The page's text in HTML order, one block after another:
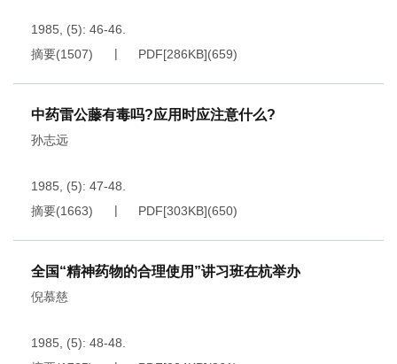
1985, (5): 46-46.
摘要(1507) PDF[286KB](659)
中药雷公藤有毒吗?应用时应注意什么?
孙志远
1985, (5): 47-48.
摘要(1663) PDF[303KB](650)
全国“精神药物的合理使用”讲习班在杭举办
倪慕慈
1985, (5): 48-48.